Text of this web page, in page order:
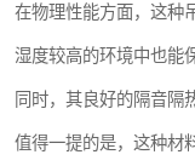
在物理性能方面，这种
湿度较高的环境中也能
同时，其良好的隔音隔
值得一提的是，这种材